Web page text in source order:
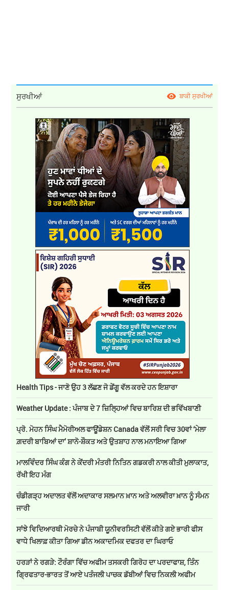
ਸੁਰਖੀਆਂ ਬਾਕੀ ਸੁਰਖੀਆਂ
Health Tips - ਜਾਣੋ ਉਹ 3 ਲੱਛਣ ਜੋ ਡੇਂਗੂ ਵੱਲ ਕਰਦੇ ਹਨ ਇਸ਼ਾਰਾ
Weather Update : ਪੰਜਾਬ ਦੇ 7 ਜ਼ਿਲ੍ਹਿਆਂ ਵਿਚ ਬਾਰਿਸ਼ ਦੀ ਭਵਿੱਖਬਾਣੀ
ਪ੍ਰੋ. ਮੋਹਨ ਸਿੰਘ ਮੈਮੋਰੀਅਲ ਫਾਊਂਡੇਸ਼ਨ Canada ਵੱਲੋਂ ਸਰੀ ਵਿਚ 30ਵਾਂ ‘ਮੇਲਾ
ਗ਼ਦਰੀ ਬਾਬਿਆਂ ਦਾ’ ਸ਼ਾਨੋ-ਸ਼ੌਕਤ ਅਤੇ ਉਤਸ਼ਾਹ ਨਾਲ ਮਨਾਇਆ ਗਿਆ
ਮਾਲਵਿੰਦਰ ਸਿੰਘ ਕੰਗ ਨੇ ਕੇਂਦਰੀ ਮੰਤਰੀ ਨਿਤਿਨ ਗਡਕਰੀ ਨਾਲ ਕੀਤੀ ਮੁਲਾਕਾਤ,
ਰੱਖੀ ਇਹ ਮੰਗ
ਚੰਡੀਗੜ੍ਹ ਅਦਾਲਤ ਵੱਲੋਂ ਅਦਾਕਾਰ ਸਲਮਾਨ ਖ਼ਾਨ ਅਤੇ ਅਲਵੀਰਾ ਖ਼ਾਨ ਨੂੰ ਸੰਮਨ
ਜਾਰੀ
ਸਾਂਝੇ ਵਿਦਿਆਰਥੀ ਮੋਰਚੇ ਨੇ ਪੰਜਾਬੀ ਯੂਨੀਵਰਸਿਟੀ ਵੱਲੋਂ ਕੀਤੇ ਗਏ ਭਾਰੀ ਫੀਸ
ਵਾਧੇ ਖਿਲਾਫ਼ ਕੀਤਾ ਗਿਆ ਡੀਨ ਅਕਾਦਮਿਕ ਦਫਤਰ ਦਾ ਘਿਰਾਓ
ਹਰੜਾਂ ਨੇ ਰਗੜੇ: ਟੌਰੰਗਾ ਵਿੱਚ ਅਫੀਮ ਤਸਕਰੀ ਗਿਰੋਹ ਦਾ ਪਰਦਾਫਾਸ਼, ਤਿੰਨ
ਗ੍ਰਿਫਤਾਰ-ਭਾਰਤ ਤੋਂ ਆਏ ਪਤੰਜਲੀ ਪਾਚਕ ਡੱਬੀਆਂ ਵਿਚ ਨਿਕਲੀ ਅਫੀਮ